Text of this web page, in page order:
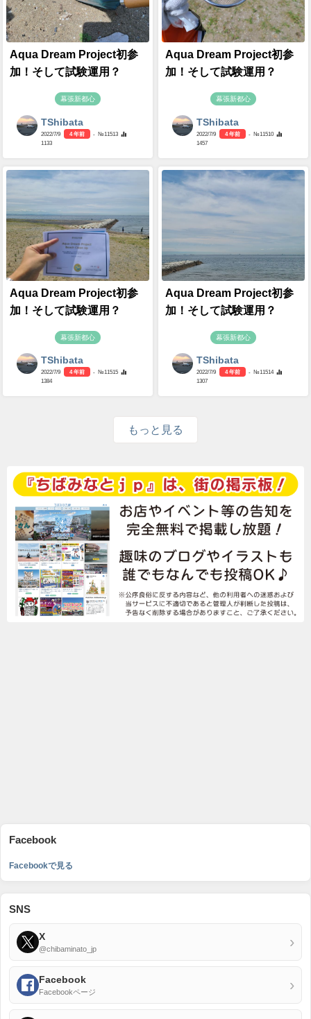
Aqua Dream Project初参
加！そして試験運用？
幕張新都心
TShibata
2022/7/9 4 年前
- №11513
1133
Aqua Dream Project初参
加！そして試験運用？
幕張新都心
TShibata
2022/7/9 4 年前
- №11510
1457
Aqua Dream Project初参
加！そして試験運用？
幕張新都心
TShibata
2022/7/9 4 年前
- №11515
1384
Aqua Dream Project初参
加！そして試験運用？
幕張新都心
TShibata
2022/7/9 4 年前
- №11514
1307
もっと見る
Facebook
Facebookで見る
SNS
X
@chibaminato_jp ›
Facebook
Facebookページ ›